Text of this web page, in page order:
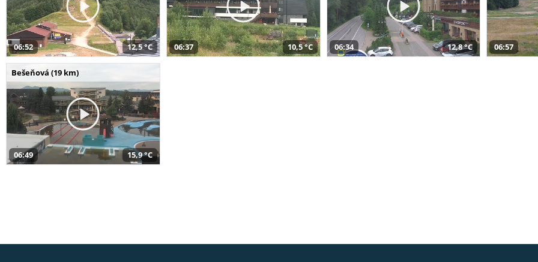
06:52 12,5 °C 06:37 10,5 °C 06:34 12,8 °C 06:57
Bešeňová (19 km)
06:49 15,9 °C